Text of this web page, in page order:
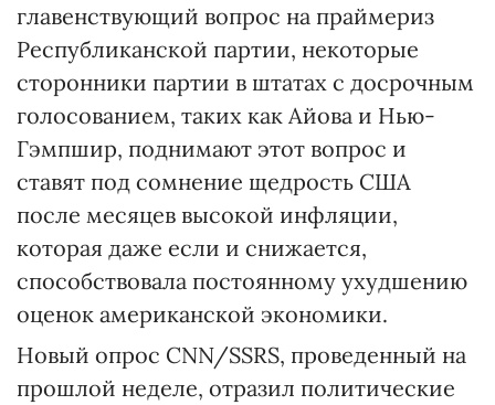
главенствующий вопрос на праймериз
Республиканской партии, некоторые
сторонники партии в штатах с досрочным
голосованием, таких как Айова и Нью-
Гэмпшир, поднимают этот вопрос и
ставят под сомнение щедрость США
после месяцев высокой инфляции,
которая даже если и снижается,
способствовала постоянному ухудшению
оценок американской экономики.
Новый опрос CNN/SSRS, проведенный на
прошлой неделе, отразил политические